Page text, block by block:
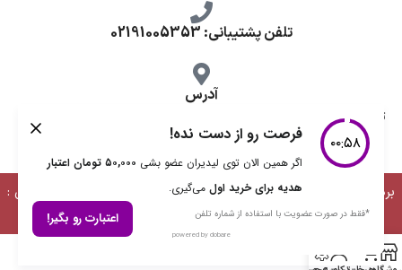
تلفن پشتیبانی: 02191005353
آدرس
تهران، طرشت شمالی، خ محمد حسینی، کوچه گلناز شرقی، پلاک 10.
برداشت مطالب با ذکر منبع بلامانع است | طراحی، توسعه و پشتیبانی :
دیمن ارتباط